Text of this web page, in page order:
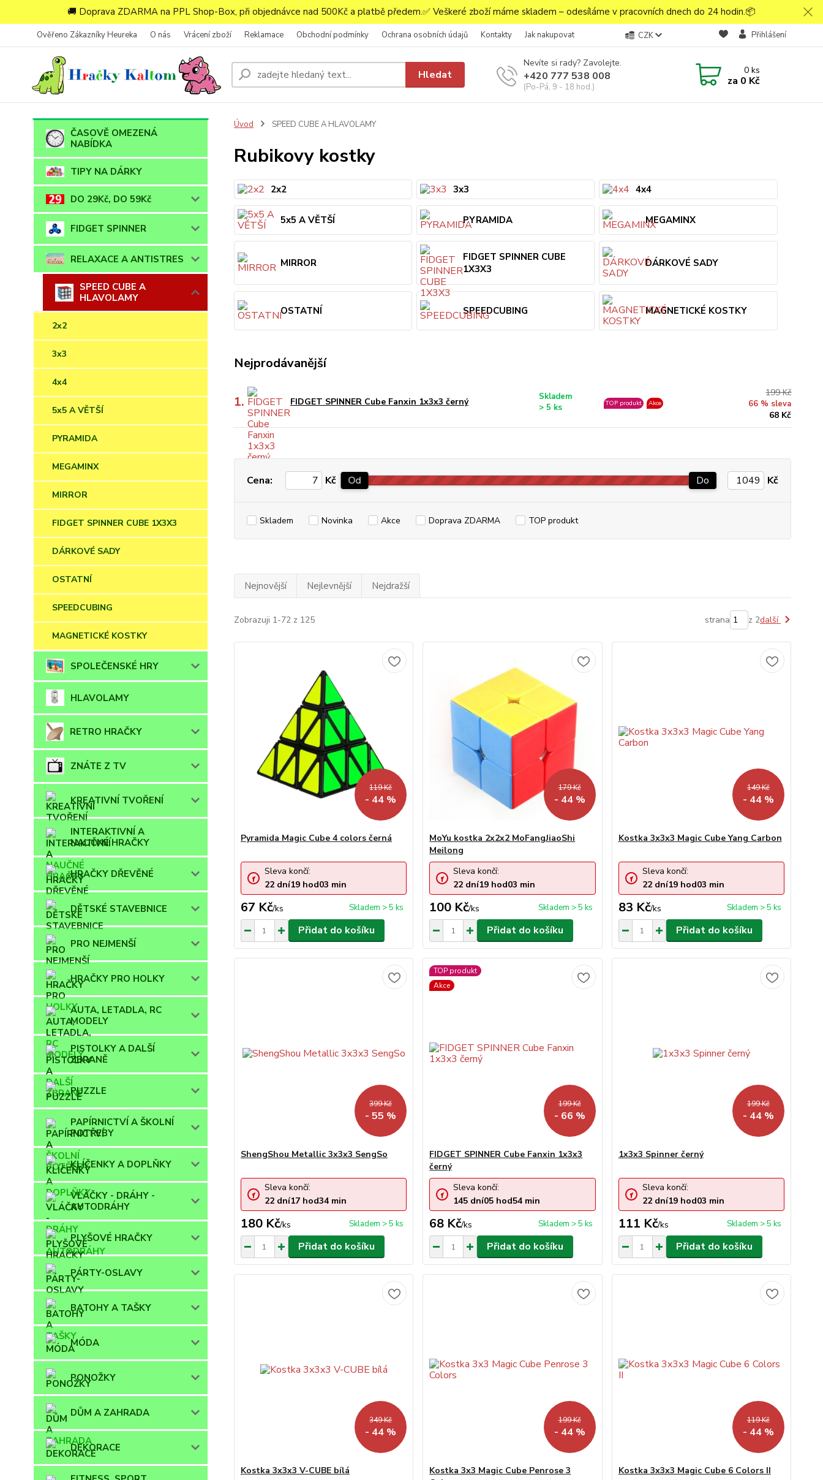
🚚 Doprava ZDARMA na PPL Shop-Box, při objednávce nad 500Kč a platbě předem.✅ Veškeré zboží máme skladem – odesíláme v pracovních dnech do 24 hodin.📦
Ověřeno Zákazníky Heureka O nás Vrácení zboží Reklamace Obchodní podmínky Ochrana osobních údajů Kontakty Jak nakupovat CZK Přihlášení
Hledat
Nevíte si rady? Zavolejte.
+420 777 538 008
(Po-Pá, 9 - 18 hod.)
0ks
za 0 Kč
ČASOVĚ OMEZENÁ
NABÍDKA
TIPY NA DÁRKY
DO 29Kč, DO 59Kč
FIDGET SPINNER
RELAXACE A ANTISTRES
SPEED CUBE A
HLAVOLAMY
2x2
3x3
4x4
5x5 A VĚTŠÍ
PYRAMIDA
MEGAMINX
MIRROR
FIDGET SPINNER CUBE 1X3X3
DÁRKOVÉ SADY
OSTATNÍ
SPEEDCUBING
MAGNETICKÉ KOSTKY
SPOLEČENSKÉ HRY
HLAVOLAMY
RETRO HRAČKY
ZNÁTE Z TV
KREATIVNÍ TVOŘENÍ
INTERAKTIVNÍ A
NAUČNÉ HRAČKY
HRAČKY DŘEVĚNÉ
DĚTSKÉ STAVEBNICE
PRO NEJMENŠÍ
HRAČKY PRO HOLKY
AUTA, LETADLA, RC
MODELY
PISTOLKY A DALŠÍ
ZBRANĚ
PUZZLE
PAPÍRNICTVÍ A ŠKOLNÍ
POTŘEBY
KLÍČENKY A DOPLŇKY
VLÁČKY - DRÁHY -
AUTODRÁHY
PLYŠOVÉ HRAČKY
PÁRTY-OSLAVY
BATOHY A TAŠKY
MÓDA
PONOŽKY
DŮM A ZAHRADA
DEKORACE
Úvod SPEED CUBE A HLAVOLAMY
Rubikovy kostky
2x2 3x3 4x4
5x5 A VĚTŠÍ PYRAMIDA MEGAMINX
MIRROR
FIDGET SPINNER CUBE
1X3X3
DÁRKOVÉ SADY
OSTATNÍ SPEEDCUBING MAGNETICKÉ KOSTKY
Nejprodávanější
1. FIDGET SPINNER Cube Fanxin 1x3x3 černý
Skladem
> 5 ks
TOP produkt Akce
199 Kč
66 % sleva
68 Kč
Cena: Kč Od Do Kč
Skladem Novinka Akce Doprava ZDARMA TOP produkt
Nejnovější Nejlevnější Nejdražší
Zobrazuji 1-72 z 125 strana z 2další
119 Kč
- 44 %
Pyramida Magic Cube 4 colors černá
67 Kč/ks Skladem > 5 ks
Sleva končí:
22 dní19hod03 min
Přidat do košíku
179 Kč
- 44 %
MoYu kostka 2x2x2 MoFangJiaoShi
Meilong
100 Kč/ks Skladem > 5 ks
Sleva končí:
22 dní19 hod03 min
Přidat do košíku
149 Kč
- 44 %
Kostka 3x3x3 Magic Cube Yang Carbon
83 Kč/ks Skladem > 5 ks
Sleva končí:
22 dní19hod03 min
Přidat do košíku
399 Kč
- 55 %
ShengShou Metallic 3x3x3 SengSo
180 Kč/ks Skladem > 5 ks
Sleva končí:
22 dní17hod34min
Přidat do košíku
TOP produkt
Akce
199 Kč
- 66 %
FIDGET SPINNER Cube Fanxin 1x3x3
černý
68 Kč/ks Skladem > 5 ks
Sleva končí:
145 dní05 hod54 min
Přidat do košíku
199 Kč
- 44 %
1x3x3 Spinner černý
111 Kč/ks Skladem > 5 ks
Sleva končí:
22 dní19hod03 min
Přidat do košíku
349 Kč
- 44 %
Kostka 3x3x3 V-CUBE bílá
199 Kč
- 44 %
Kostka 3x3 Magic Cube Penrose 3
119 Kč
- 44 %
Kostka 3x3x3 Magic Cube 6 Colors II